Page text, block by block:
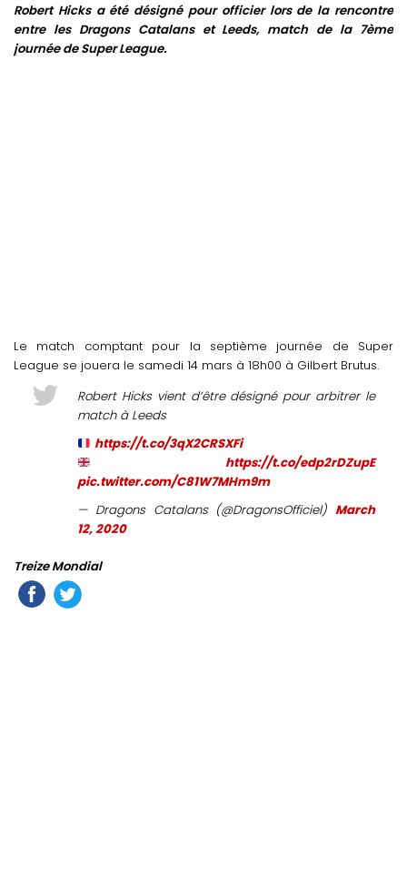
Robert Hicks a été désigné pour officier lors de la rencontre
entre les Dragons Catalans et Leeds, match de la 7ème
journée de Super League.
Le match comptant pour la septième journée de Super
League se jouera le samedi 14 mars à 18h00 à Gilbert Brutus.
Robert Hicks vient d’être désigné pour arbitrer le
match à Leeds
https://t.co/3qX2CRSXFi
https://t.co/edp2rDZupE
pic.twitter.com/C81W7MHm9m
— Dragons Catalans (@DragonsOfficiel) March
12, 2020
Treize Mondial